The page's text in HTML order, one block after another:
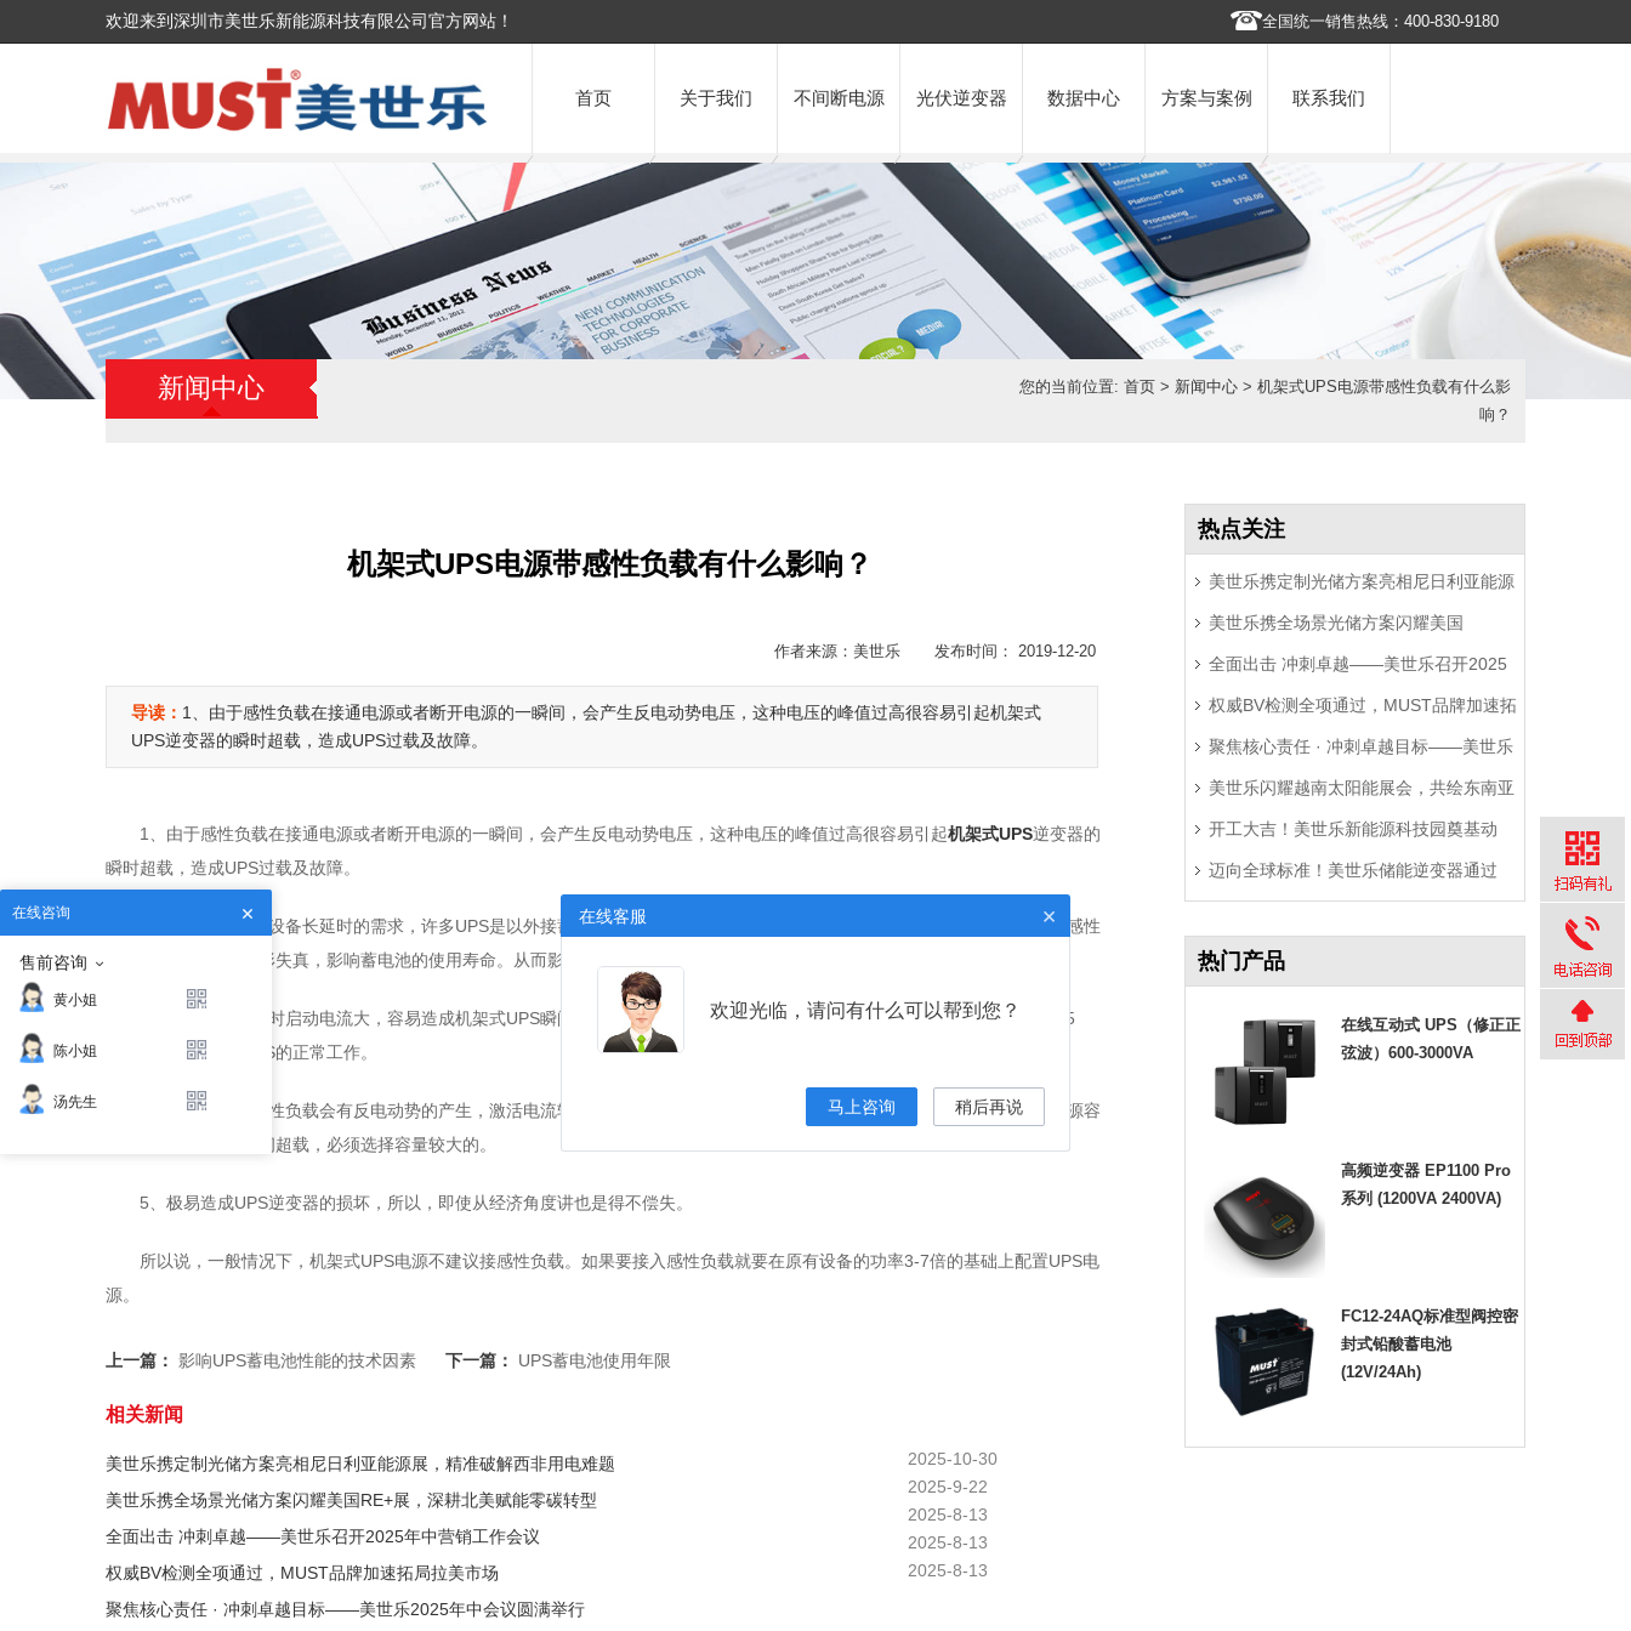
欢迎来到深圳市美世乐新能源科技有限公司官方网站！ 全国统一销售热线：400-830-9180
首页 关于我们 不间断电源 光伏逆变器 数据中心 方案与案例 联系我们
新闻中心 您的当前位置:首页 > 新闻中心 > 机架式UPS电源带感性负载有什么影
响？
机架式UPS电源带感性负载有什么影响？
作者来源：美世乐 发布时间： 2019-12-20
导读： 1、由于感性负载在接通电源或者断开电源的一瞬间，会产生反电动势电压，这种电压的峰值过高很容易引起机架式
UPS逆变器的瞬时超载，造成UPS过载及故障。
1、由于感性负载在接通电源或者断开电源的一瞬间，会产生反电动势电压，这种电压的峰值过高很容易引起机架式UPS逆变器的
瞬时超载，造成UPS过载及故障。
2、为了满足用户设备长延时的需求，许多UPS是以外接蓄电池的形式使用。UPS供电波形为稳定的正弦波，输出频率稳定。感性
负载容易造成输出波形失真，影响蓄电池的使用寿命。从而影响机架式UPS电源的使用时间。
3、为感性负载临时启动电流大，容易造成机架式UPS瞬间过载。所以建议是：如果一定要带感性负载，可以将其功率放大3-5
倍。这样才能保证UPS的正常工作。
4、由于驱动电感性负载会有反电动势的产生，激活电流较大的设备亦不适用于UPS，因其瞬间启动电流大，若机架式UPS电源容
量不足时，易造成瞬间超载，必须选择容量较大的。
5、极易造成UPS逆变器的损坏，所以，即使从经济角度讲也是得不偿失。
所以说，一般情况下，机架式UPS电源不建议接感性负载。如果要接入感性负载就要在原有设备的功率3-7倍的基础上配置UPS电
源。
上一篇： 影响UPS蓄电池性能的技术因素 下一篇： UPS蓄电池使用年限
相关新闻
2025-10-30
美世乐携定制光储方案亮相尼日利亚能源展，精准破解西非用电难题
2025-9-22
美世乐携全场景光储方案闪耀美国RE+展，深耕北美赋能零碳转型
2025-8-13
全面出击 冲刺卓越——美世乐召开2025年中营销工作会议
2025-8-13
权威BV检测全项通过，MUST品牌加速拓局拉美市场
2025-8-13
聚焦核心责任 · 冲刺卓越目标——美世乐2025年中会议圆满举行
热点关注
美世乐携定制光储方案亮相尼日利亚能源
展，精准破解西非用电难题
美世乐携全场景光储方案闪耀美国
RE+展，深耕北美赋能零碳转型
全面出击 冲刺卓越——美世乐召开2025
年中营销工作会议
权威BV检测全项通过，MUST品牌加速拓
局拉美市场
聚焦核心责任 · 冲刺卓越目标——美世乐
2025年中会议圆满举行
美世乐闪耀越南太阳能展会，共绘东南亚
绿色能源新图景
开工大吉！美世乐新能源科技园奠基动
工，迈向全球绿色智造新征程
迈向全球标准！美世乐储能逆变器通过
热门产品
在线互动式 UPS（修正正
弦波）600-3000VA
高频逆变器 EP1100 Pro
系列 (1200VA 2400VA)
FC12-24AQ标准型阀控密
封式铅酸蓄电池
(12V/24Ah)
在线咨询
售前咨询
黄小姐
陈小姐
汤先生
在线客服
欢迎光临，请问有什么可以帮到您？
马上咨询 稍后再说
×